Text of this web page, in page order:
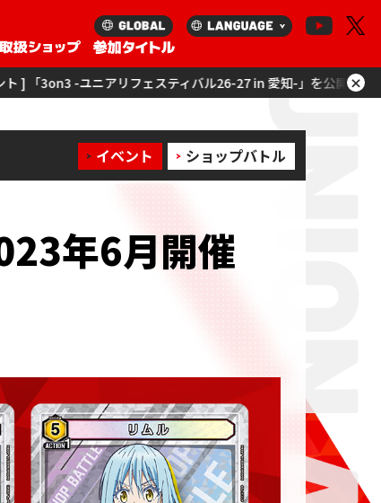
バル26-27 in 愛知-」を公開！ [ イベント ] 「ユニアリツアー
×
イベント ショップバトル
年6月開催